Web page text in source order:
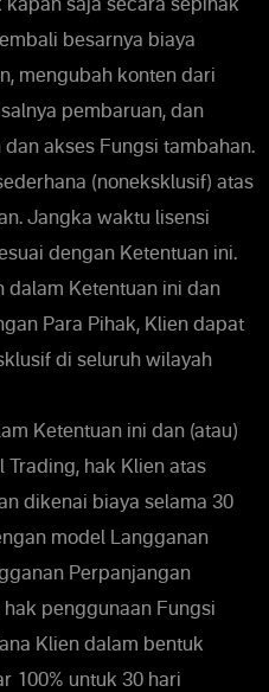
saja secara sepihak
besarnya biaya
mengubah konten dari
pembaruan, dan
akses Fungsi tambahan.
(noneksklusif) atas
Jangka waktu lisensi
dengan Ketentuan ini.
dalam Ketentuan ini dan
Para Pihak, Klien dapat
di seluruh wilayah
Ketentuan ini dan (atau)
hak Klien atas
dikenai biaya selama 30
model Langganan
Perpanjangan
penggunaan Fungsi
Klien dalam bentuk
100% untuk 30 hari